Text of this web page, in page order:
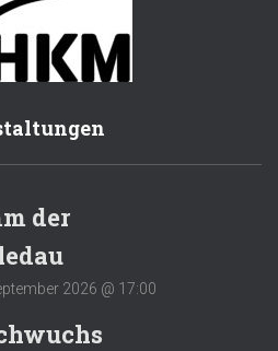
der
2026 @ 17:00